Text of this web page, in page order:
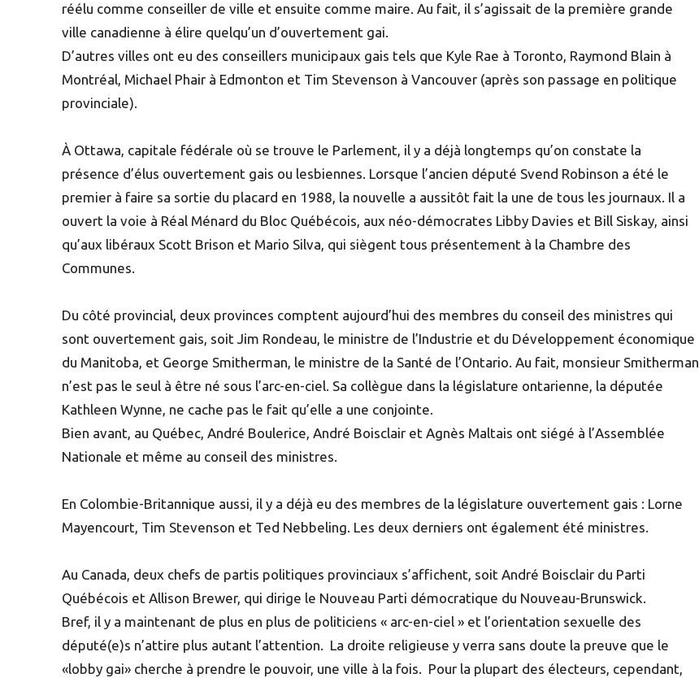
réélu comme conseiller de ville et ensuite comme maire. Au fait, il s’agissait de la première grande
ville canadienne à élire quelqu’un d’ouvertement gai.
D’autres villes ont eu des conseillers municipaux gais tels que Kyle Rae à Toronto, Raymond Blain à
Montréal, Michael Phair à Edmonton et Tim Stevenson à Vancouver (après son passage en politique
provinciale).
À Ottawa, capitale fédérale où se trouve le Parlement, il y a déjà longtemps qu’on constate la
présence d’élus ouvertement gais ou lesbiennes. Lorsque l’ancien député Svend Robinson a été le
premier à faire sa sortie du placard en 1988, la nouvelle a aussitôt fait la une de tous les journaux. Il a
ouvert la voie à Réal Ménard du Bloc Québécois, aux néo-démocrates Libby Davies et Bill Siskay, ainsi
qu’aux libéraux Scott Brison et Mario Silva, qui siègent tous présentement à la Chambre des
Communes.
Du côté provincial, deux provinces comptent aujourd’hui des membres du conseil des ministres qui
sont ouvertement gais, soit Jim Rondeau, le ministre de l’Industrie et du Développement économique
du Manitoba, et George Smitherman, le ministre de la Santé de l’Ontario. Au fait, monsieur Smitherman
n’est pas le seul à être né sous l’arc-en-ciel. Sa collègue dans la législature ontarienne, la députée
Kathleen Wynne, ne cache pas le fait qu’elle a une conjointe.
Bien avant, au Québec, André Boulerice, André Boisclair et Agnès Maltais ont siégé à l’Assemblée
Nationale et même au conseil des ministres.
En Colombie-Britannique aussi, il y a déjà eu des membres de la législature ouvertement gais : Lorne
Mayencourt, Tim Stevenson et Ted Nebbeling. Les deux derniers ont également été ministres.
Au Canada, deux chefs de partis politiques provinciaux s’affichent, soit André Boisclair du Parti
Québécois et Allison Brewer, qui dirige le Nouveau Parti démocratique du Nouveau-Brunswick.
Bref, il y a maintenant de plus en plus de politiciens « arc-en-ciel » et l’orientation sexuelle des
député(e)s n’attire plus autant l’attention. La droite religieuse y verra sans doute la preuve que le
«lobby gai» cherche à prendre le pouvoir, une ville à la fois. Pour la plupart des électeurs, cependant,